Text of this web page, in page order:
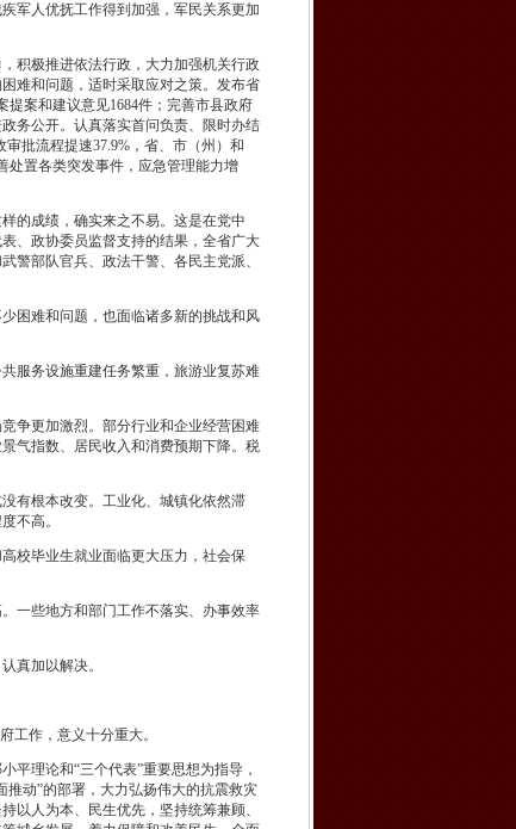
军人优抚工作得到加强，军民关系更加
积极推进依法行政，大力加强机关行政
难和问题，适时采取应对之策。发布省
案和建议意见1684件；完善市县政府
务公开。认真落实首问负责、限时办结
批流程提速37.9%，省、市（州）和
处置各类突发事件，应急管理能力增
的成绩，确实来之不易。这是在党中
、政协委员监督支持的结果，全省广大
警部队官兵、政法干警、各民主党派、
困难和问题，也面临诸多新的挑战和风
服务设施重建任务繁重，旅游业复苏难
争更加激烈。部分行业和企业经营困难
气指数、居民收入和消费预期下降。税
有根本改变。工业化、城镇化依然滞
不高。
校毕业生就业面临更大压力，社会保
一些地方和部门工作不落实、办事效率
真加以解决。
作，意义十分重大。
理论和“三个代表”重要思想为指导，
动”的部署，大力弘扬伟大的抗震救灾
以人为本、民生优先，坚持统筹兼顾、